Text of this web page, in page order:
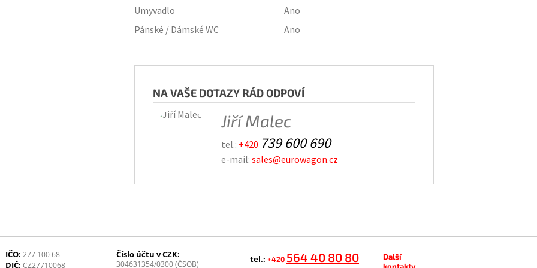
Umyvadlo
Ano
Pánské / Dámské WC
Ano
NA VAŠE DOTAZY RÁD ODPOVÍ
Jiří Malec
tel.: +420 739 600 690
e-mail: sales@eurowagon.cz
IČO: 277 100 68
DIČ: CZ27710068
Číslo účtu v CZK:
304631354/0300 (ČSOB) tel.: +420 564 40 80 80
Další